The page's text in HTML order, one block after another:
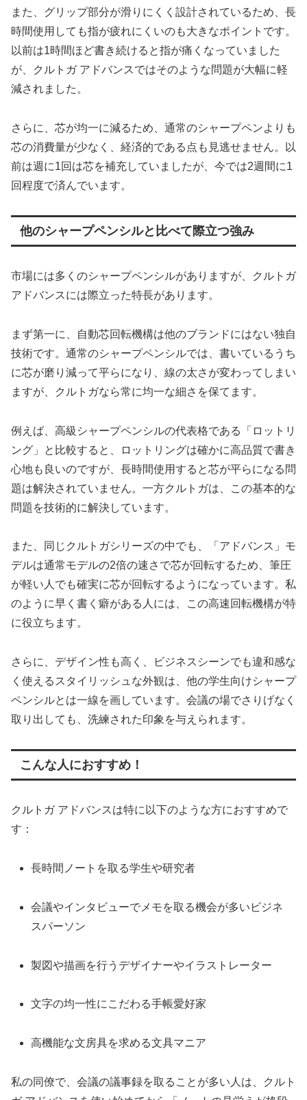
また、グリップ部分が滑りにくく設計されているため、長
時間使用しても指が疲れにくいのも大きなポイントです。
以前は1時間ほど書き続けると指が痛くなっていました
が、クルトガ アドバンスではそのような問題が大幅に軽
減されました。
さらに、芯が均一に減るため、通常のシャープペンよりも
芯の消費量が少なく、経済的である点も見逃せません。以
前は週に1回は芯を補充していましたが、今では2週間に1
回程度で済んでいます。
他のシャープペンシルと比べて際立つ強み
市場には多くのシャープペンシルがありますが、クルトガ
アドバンスには際立った特長があります。
まず第一に、自動芯回転機構は他のブランドにはない独自
技術です。通常のシャープペンシルでは、書いているうち
に芯が磨り減って平らになり、線の太さが変わってしまい
ますが、クルトガなら常に均一な細さを保てます。
例えば、高級シャープペンシルの代表格である「ロットリ
ング」と比較すると、ロットリングは確かに高品質で書き
心地も良いのですが、長時間使用すると芯が平らになる問
題は解決されていません。一方クルトガは、この基本的な
問題を技術的に解決しています。
また、同じクルトガシリーズの中でも、「アドバンス」モ
デルは通常モデルの2倍の速さで芯が回転するため、筆圧
が軽い人でも確実に芯が回転するようになっています。私
のように早く書く癖がある人には、この高速回転機構が特
に役立ちます。
さらに、デザイン性も高く、ビジネスシーンでも違和感な
く使えるスタイリッシュな外観は、他の学生向けシャープ
ペンシルとは一線を画しています。会議の場でさりげなく
取り出しても、洗練された印象を与えられます。
こんな人におすすめ！
クルトガ アドバンスは特に以下のような方におすすめで
す：
長時間ノートを取る学生や研究者
会議やインタビューでメモを取る機会が多いビジネ
スパーソン
製図や描画を行うデザイナーやイラストレーター
文字の均一性にこだわる手帳愛好家
高機能な文房具を求める文具マニア
私の同僚で、会議の議事録を取ることが多い人は、クルト